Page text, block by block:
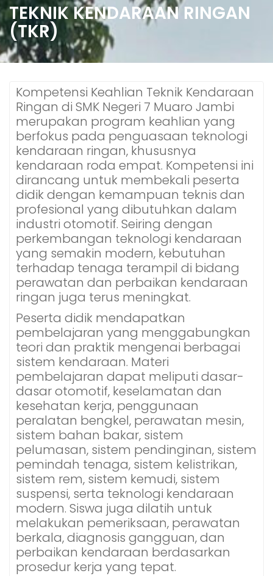
TEKNIK KENDARAAN RINGAN
(TKR)
Kompetensi Keahlian Teknik Kendaraan
Ringan di SMK Negeri 7 Muaro Jambi
merupakan program keahlian yang
berfokus pada penguasaan teknologi
kendaraan ringan, khususnya
kendaraan roda empat. Kompetensi ini
dirancang untuk membekali peserta
didik dengan kemampuan teknis dan
profesional yang dibutuhkan dalam
industri otomotif. Seiring dengan
perkembangan teknologi kendaraan
yang semakin modern, kebutuhan
terhadap tenaga terampil di bidang
perawatan dan perbaikan kendaraan
ringan juga terus meningkat.
Peserta didik mendapatkan
pembelajaran yang menggabungkan
teori dan praktik mengenai berbagai
sistem kendaraan. Materi
pembelajaran dapat meliputi dasar-
dasar otomotif, keselamatan dan
kesehatan kerja, penggunaan
peralatan bengkel, perawatan mesin,
sistem bahan bakar, sistem
pelumasan, sistem pendinginan, sistem
pemindah tenaga, sistem kelistrikan,
sistem rem, sistem kemudi, sistem
suspensi, serta teknologi kendaraan
modern. Siswa juga dilatih untuk
melakukan pemeriksaan, perawatan
berkala, diagnosis gangguan, dan
perbaikan kendaraan berdasarkan
prosedur kerja yang tepat.